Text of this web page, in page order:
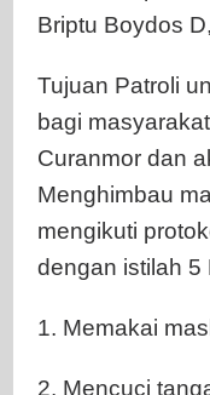
Briptu Boydos
Tujuan Patroli
bagi
Curanmor dan
Menghimbau
mengikuti
dengan istilah 5
1. Memakai
2. Mencuci